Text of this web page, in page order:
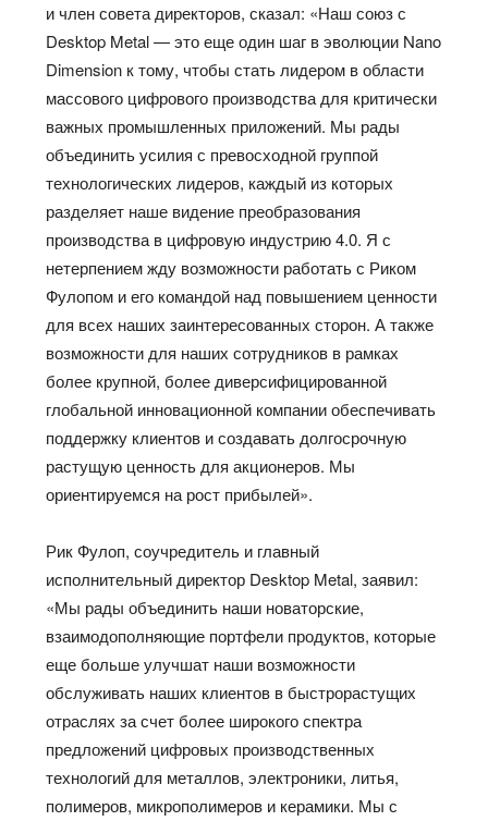
и член совета директоров, сказал: «Наш союз с
Desktop Metal — это еще один шаг в эволюции Nano
Dimension к тому, чтобы стать лидером в области
массового цифрового производства для критически
важных промышленных приложений. Мы рады
объединить усилия с превосходной группой
технологических лидеров, каждый из которых
разделяет наше видение преобразования
производства в цифровую индустрию 4.0. Я с
нетерпением жду возможности работать с Риком
Фулопом и его командой над повышением ценности
для всех наших заинтересованных сторон. А также
возможности для наших сотрудников в рамках
более крупной, более диверсифицированной
глобальной инновационной компании обеспечивать
поддержку клиентов и создавать долгосрочную
растущую ценность для акционеров. Мы
ориентируемся на рост прибылей».
Рик Фулоп, соучредитель и главный
исполнительный директор Desktop Metal, заявил:
«Мы рады объединить наши новаторские,
взаимодополняющие портфели продуктов, которые
еще больше улучшат наши возможности
обслуживать наших клиентов в быстрорастущих
отраслях за счет более широкого спектра
предложений цифровых производственных
технологий для металлов, электроники, литья,
полимеров, микрополимеров и керамики. Мы с